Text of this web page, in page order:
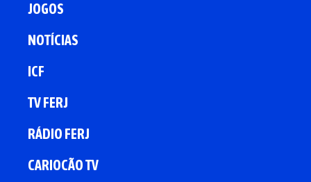
JOGOS
NOTÍCIAS
ICF
TV FERJ
RÁDIO FERJ
CARIOCÃO TV